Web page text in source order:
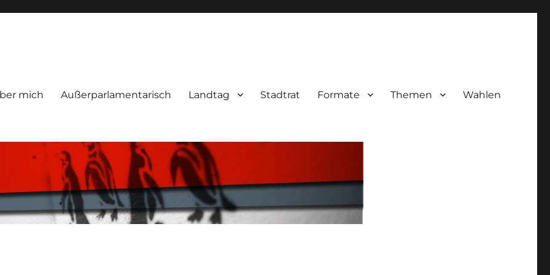
mich Außerparlamentarisch Landtag Stadtrat Formate Themen Wahlen